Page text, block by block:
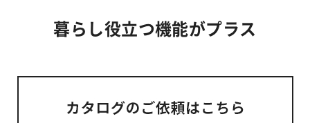
暮らし役立つ機能がプラス